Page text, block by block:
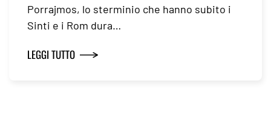
Porrajmos, lo sterminio che hanno subito i
Sinti e i Rom dura…
LEGGI TUTTO